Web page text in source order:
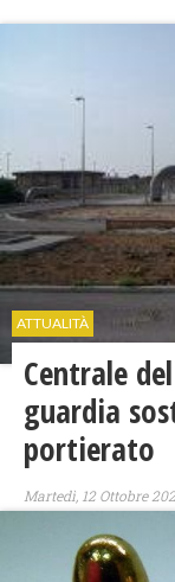
ATTUALITÀ
Centrale
guardia
portierato
Martedì, 12 Ottobre